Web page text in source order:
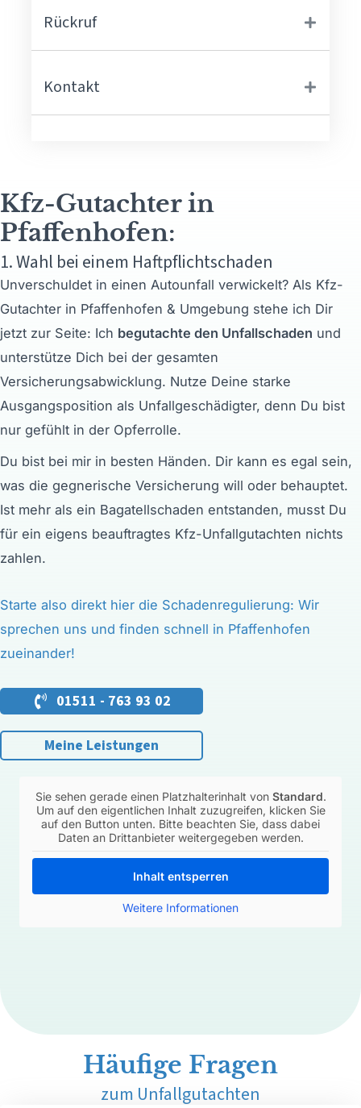
Rückruf
Kontakt
Kfz-Gutachter in
Pfaffenhofen:
1. Wahl bei einem Haftpflichtschaden
Unverschuldet in einen Autounfall verwickelt? Als Kfz-
Gutachter in Pfaffenhofen & Umgebung stehe ich Dir
jetzt zur Seite: Ich begutachte den Unfallschaden und
unterstütze Dich bei der gesamten
Versicherungsabwicklung. Nutze Deine starke
Ausgangsposition als Unfallgeschädigter, denn Du bist
nur gefühlt in der Opferrolle.
Du bist bei mir in besten Händen. Dir kann es egal sein,
was die gegnerische Versicherung will oder behauptet.
Ist mehr als ein Bagatellschaden entstanden, musst Du
für ein eigens beauftragtes Kfz-Unfallgutachten nichts
zahlen.
Starte also direkt hier die Schadenregulierung: Wir
sprechen uns und finden schnell in Pfaffenhofen
zueinander!
01511 - 763 93 02
Meine Leistungen
Sie sehen gerade einen Platzhalterinhalt von Standard.
Um auf den eigentlichen Inhalt zuzugreifen, klicken Sie
auf den Button unten. Bitte beachten Sie, dass dabei
Daten an Drittanbieter weitergegeben werden.
Inhalt entsperren
Weitere Informationen
Häufige Fragen
zum Unfallgutachten